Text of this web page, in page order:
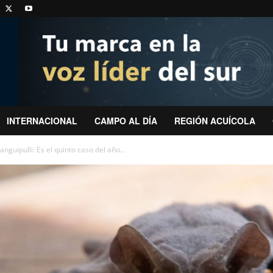
INTERNACIONAL CAMPO AL DÍA REGIÓN ACUÍCOLA
Es el quinto caso del año...